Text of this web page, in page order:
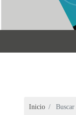
Inicio Buscar